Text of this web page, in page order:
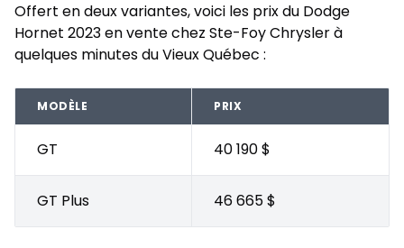
Offert en deux variantes, voici les prix du Dodge
Hornet 2023 en vente chez Ste-Foy Chrysler à
quelques minutes du Vieux Québec :
MODÈLE PRIX
GT 40 190 $
GT Plus 46 665 $